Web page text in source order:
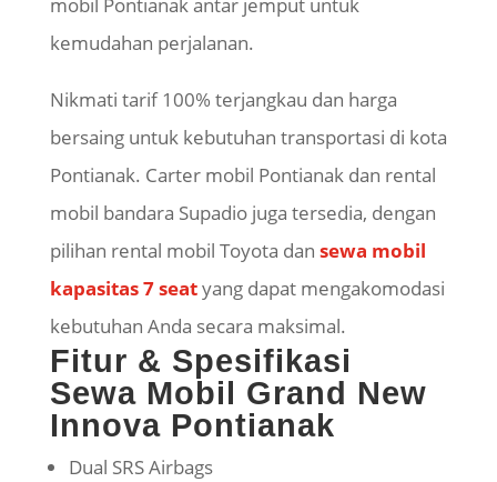
kemudahan perjalanan.
Nikmati tarif 100% terjangkau dan harga
bersaing untuk kebutuhan transportasi di kota
Pontianak. Carter mobil Pontianak dan rental
mobil bandara Supadio juga tersedia, dengan
pilihan rental mobil Toyota dan sewa mobil
kapasitas 7 seatyang dapat mengakomodasi
kebutuhan Anda secara maksimal.
Fitur & Spesifikasi
Sewa Mobil Grand New
Innova Pontianak
Dual SRS Airbags